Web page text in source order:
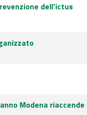
dell’ictus
Modena riaccende